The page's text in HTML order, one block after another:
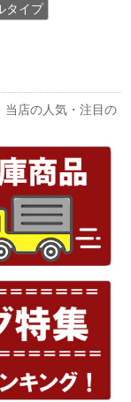
タイプ
当店の人気・注目の